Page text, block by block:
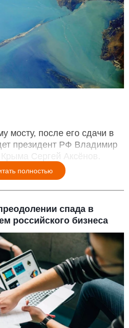
мосту, после его сдачи в
президент РФ Владимир
Сергей Аксёнов.
полностью
спада в
российского бизнеса